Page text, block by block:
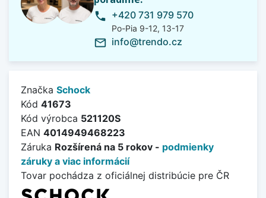
phone +420 731 979 570
Po-Pia 9-12, 13-17
mail_outline info@trendo.cz
Značka Schock
Kód 41673
Kód výrobca 521120S
EAN 4014949468223
Záruka Rozšírená na 5 rokov - podmienky
záruky a viac informácií
Tovar pochádza z oficiálnej distribúcie pre ČR